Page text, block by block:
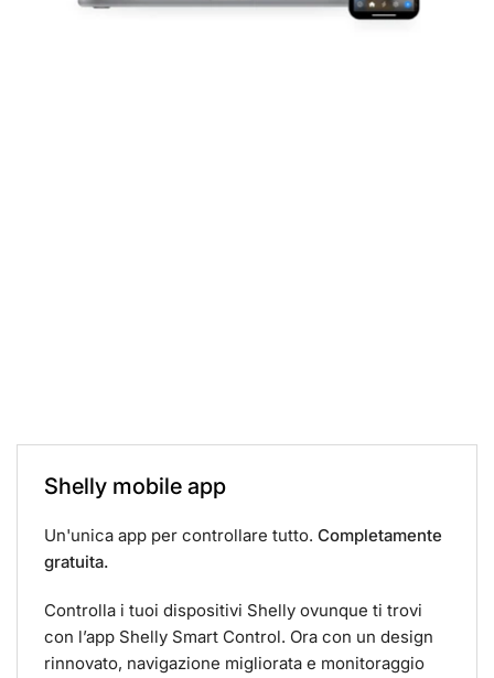
Shelly mobile app
Un'unica app per controllare tutto. Completamente
gratuita.
Controlla i tuoi dispositivi Shelly ovunque ti trovi
con l’app Shelly Smart Control. Ora con un design
rinnovato, navigazione migliorata e monitoraggio